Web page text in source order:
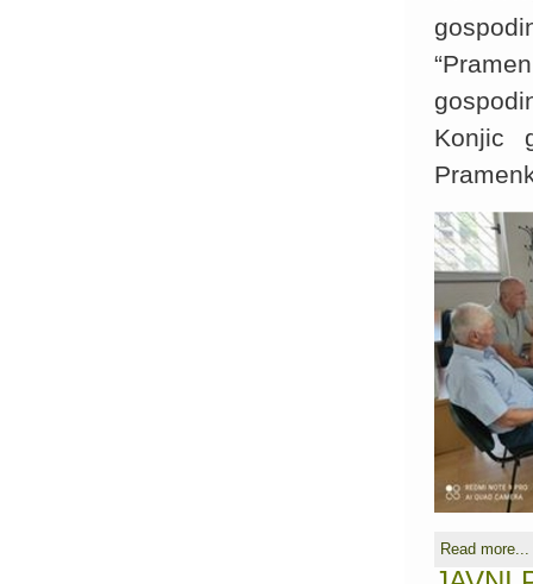
Konjic
Read more...